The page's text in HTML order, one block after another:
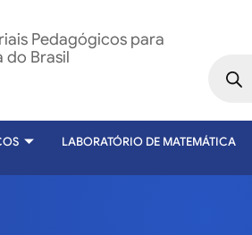
Pedagógicos para
do Brasil
LABORATÓRIO DE MATEMÁTICA